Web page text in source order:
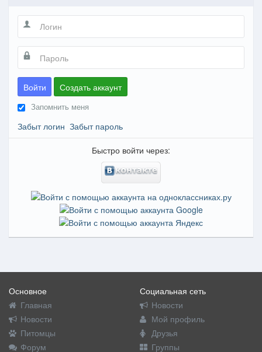
Войти Создать аккаунт
Запомнить меня
Забыт логин Забыт пароль
Быстро войти через:
Основное
Главная
Новости
Питомцы
Форум
Социальная сеть
Новости
Мой профиль
Друзья
Группы